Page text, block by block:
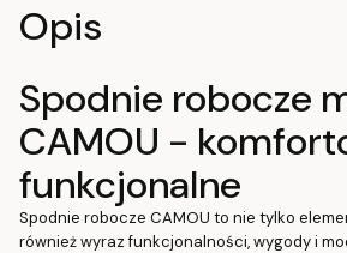
Opis
Spodnie robocze
CAMOU -
funkcjonalne
Spodnie robocze CAMOU to nie tylko
również wyraz funkcjonalności, wygody i